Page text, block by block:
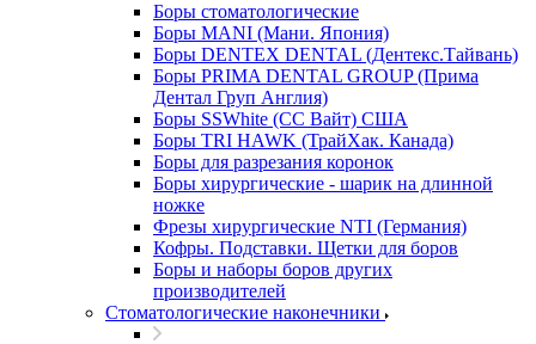
Боры стоматологические
Боры MANI (Мани. Япония)
Боры DENTEX DENTAL (Дентекс.Тайвань)
Боры PRIMA DENTAL GROUP (Прима
Дентал Груп Англия)
Боры SSWhite (СС Вайт) США
Боры TRI HAWK (ТрайХак. Канада)
Боры для разрезания коронок
Боры хирургические - шарик на длинной
ножке
Фрезы хирургические NTI (Германия)
Кофры. Подставки. Щетки для боров
Боры и наборы боров других
производителей
Стоматологические наконечники